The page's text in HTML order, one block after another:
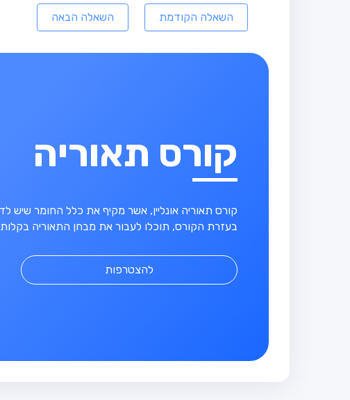
השאלה הקודמת השאלה הבאה
קורס תאוריה
קורס תאוריה אונליין, אשר מקיף את כלל החומר שיש
בעזרת הקורס, תוכלו לעבור את מבחן התאוריה בקלות
להצטרפות